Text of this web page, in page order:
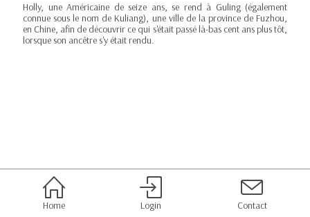
Holly, une Américaine de seize ans, se rend à Guling (également
connue sous le nom de Kuliang), une ville de la province de Fuzhou,
en Chine, afin de découvrir ce qui s'était passé là-bas cent ans plus tôt,
lorsque son ancêtre s'y était rendu.
Home Login Contact